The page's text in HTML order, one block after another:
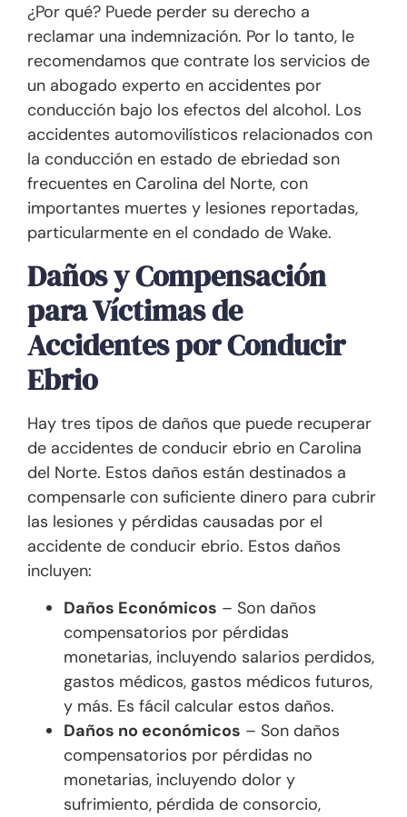
¿Por qué? Puede perder su derecho a
reclamar una indemnización. Por lo tanto, le
recomendamos que contrate los servicios de
un abogado experto en accidentes por
conducción bajo los efectos del alcohol. Los
accidentes automovilísticos relacionados con
la conducción en estado de ebriedad son
frecuentes en Carolina del Norte, con
importantes muertes y lesiones reportadas,
particularmente en el condado de Wake.
Daños y Compensación
para Víctimas de
Accidentes por Conducir
Ebrio
Hay tres tipos de daños que puede recuperar
de accidentes de conducir ebrio en Carolina
del Norte. Estos daños están destinados a
compensarle con suficiente dinero para cubrir
las lesiones y pérdidas causadas por el
accidente de conducir ebrio. Estos daños
incluyen:
Daños Económicos – Son daños
compensatorios por pérdidas
monetarias, incluyendo salarios perdidos,
gastos médicos, gastos médicos futuros,
y más. Es fácil calcular estos daños.
Daños no económicos – Son daños
compensatorios por pérdidas no
monetarias, incluyendo dolor y
sufrimiento, pérdida de consorcio,